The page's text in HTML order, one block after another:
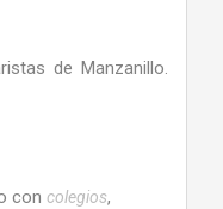
de Manzanillo.
con colegios,